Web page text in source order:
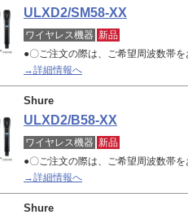
ULXD2/SM58-XX
ワイヤレス機器 新品
●〇ご注文の際は、ご希望周波数帯
→詳細情報へ
Shure
ULXD2/B58-XX
ワイヤレス機器 新品
●〇ご注文の際は、ご希望周波数帯
→詳細情報へ
Shure